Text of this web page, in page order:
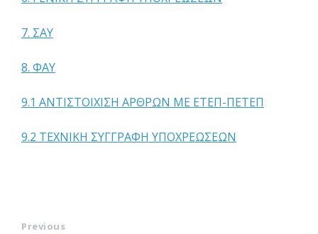
7. ΣΑΥ
8. ΦΑΥ
9.1 ΑΝΤΙΣΤΟΙΧΙΣΗ ΑΡΘΡΩΝ ΜΕ ΕΤΕΠ-ΠΕΤΕΠ
9.2 ΤΕΧΝΙΚΗ ΣΥΓΓΡΑΦΗ ΥΠΟΧΡΕΩΣΕΩΝ
Previous